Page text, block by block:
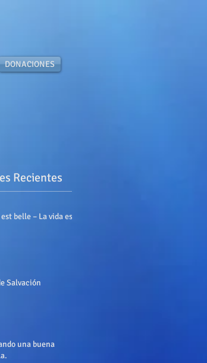
DONACIONES
Recientes
belle – La vida es
Salvación
una buena